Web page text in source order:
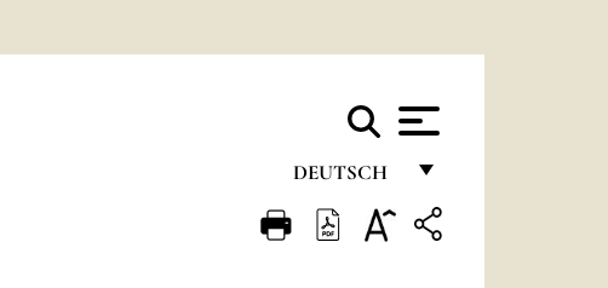
DEUTSCH
FRANÇAIS